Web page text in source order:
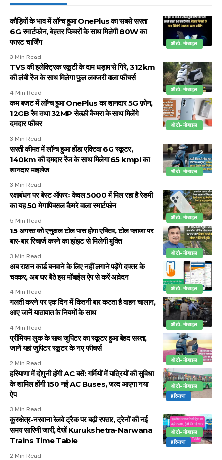
ऑटो-मोबाइल
कौड़ियों के भाव में लॉन्च हुआ OnePlus का सबसे सस्ता
6G स्मार्टफोन, बेहत्तर फिचरों के साथ मिलेगी 80W का
फास्ट चार्जिंग
3 Min Read
ऑटो-मोबाइल
TVS की इलेक्ट्रिक स्कूटी के दाम धड़ाम से गिरे, 312km
की लंबी रेंज के साथ मिलेगा फुल लक्जरी वाला फीचर्स
4 Min Read
ऑटो-मोबाइल
कम बजट में लॉन्च हुआ OnePlus का शानदार 5G फ़ोन,
12GB रैम तथा 32MP सेल्फ़ी कैमरा के साथ मिलेंगे
दमदार फीचर
3 Min Read
ऑटो-मोबाइल
सस्ती कीमत में लॉन्च हुआ होंडा एक्टिवा 6G स्कूटर,
140km की दमदार रेंज के साथ मिलेगा 65 kmpl का
शानदार माइलेज
3 Min Read
ऑटो-मोबाइल
रक्षाबंधन पर बेस्ट ऑफरः केवल ₹5000 में मिल रहा है रेडमी
का यह 50 मेगापिक्सल कैमरे वाला स्मार्टफोन
5 Min Read
ऑटो-मोबाइल
15 अगस्त को एनुअल टोल पास होगा एक्टिव, टोल प्लाजा पर
बार-बार रिचार्ज करने का झंझट से मिलेगी मुुक्ति
3 Min Read
ऑटो-मोबाइल
अब राशन कार्ड बनवाने के लिए नहीं लगाने पड़ेंगे दफ्तर के
चक्कर, अब घर बैठे इस मॉबाईल ऐप से करें आवेदन
4 Min Read
ऑटो-मोबाइल
गलती करने पर एक दिन में कितनी बार कटता है वाहन चालान,
आए जानें यातायात के नियमों के साथ
4 Min Read
ऑटो-मोबाइल
प्रीमियम लुक के साथ जुपिटर का स्कूटर हुआ बेहद सस्ता,
जानें यहां जुपिटर स्कूटर के नए फीचर्स
2 Min Read
ऑटो-मोबाइल
हरियाणा
हरियाणा में दोगुनी होंगी AC बसें: गर्मियों में यात्रियों की सुविधा
के शामिल होंगी 150 नई AC Buses, जल्द आएगा नया
ऐप
3 Min Read
ऑटो-मोबाइल
हरियाणा
कुरुक्षेत्र-नरवाना रेलवे ट्रैक पर बढ़ी रफ्तार, ट्रेनों की नई
समय सारिणी जारी, देखें Kurukshetra-Narwana
Trains Time Table
2 Min Read